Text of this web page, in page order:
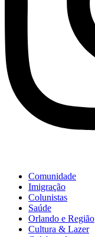
Comunidade
Imigração
Colunistas
Saúde
Orlando e Região
Cultura & Lazer